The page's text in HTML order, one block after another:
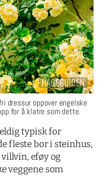
dressur oppover engelske
for å klatre som dette.
typisk for
fleste bor i steinhus,
eføy og
veggene som